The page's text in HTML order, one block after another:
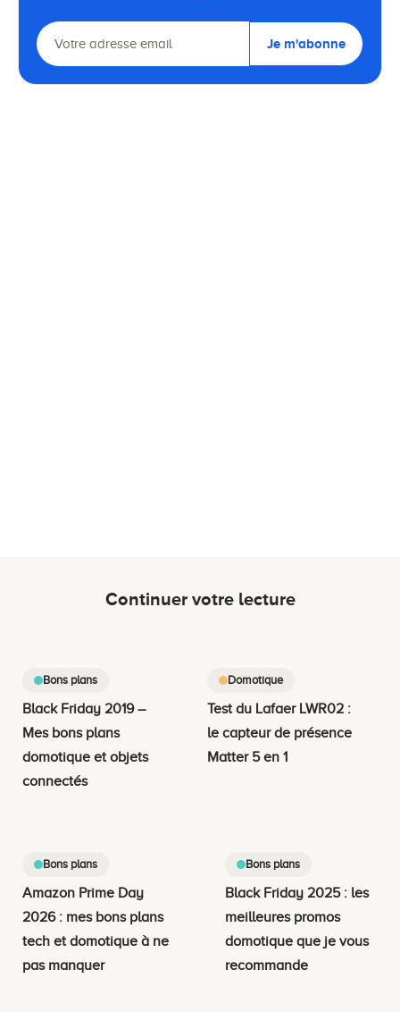
Je m'abonne
Continuer votre lecture
Bons plans
Black Friday 2019 –
Mes bons plans
domotique et objets
connectés
Domotique
Test du Lafaer LWR02 :
le capteur de présence
Matter 5 en 1
Bons plans
Amazon Prime Day
2026 : mes bons plans
tech et domotique à ne
pas manquer
Bons plans
Black Friday 2025 : les
meilleures promos
domotique que je vous
recommande